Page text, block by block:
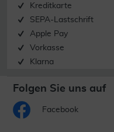
Kreditkarte
SEPA-Lastschrift
Apple Pay
Vorkasse
Klarna
Folgen Sie uns auf
Facebook